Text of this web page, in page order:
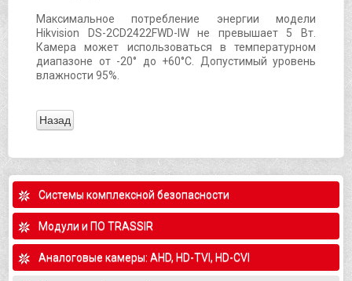
Максимальное потребление энергии модели
Hikvision DS-2CD2422FWD-IW не превышает 5 Вт.
Камера может использоваться в температурном
диапазоне от -20° до +60°С. Допустимый уровень
влажности 95%.
Системы комплексной безопасности
Модули и ПО TRASSIR
Аналоговые камеры: AHD, HD-TVI, HD-CVI